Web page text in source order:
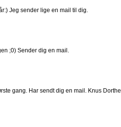
Jeg sender lige en mail til dig.
;0) Sender dig en mail.
gang. Har sendt dig en mail. Knus Dorthe